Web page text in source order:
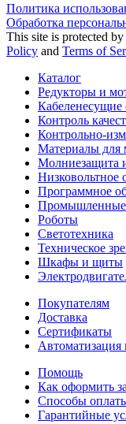
Политика
Обработка
This site is protected
Policy and Terms of
Каталог
Редукторы и
Кабеленесущие
Контроль
Контрольно-
Материалы для
Молниезащита
Низковольтное
Программное
Роботы
Светотехника
Техническое
Шкафы и щиты
Покупателям
Доставка
Сертификаты
Автоматизация
Помощь
Как оформить
Способы
Гарантийные